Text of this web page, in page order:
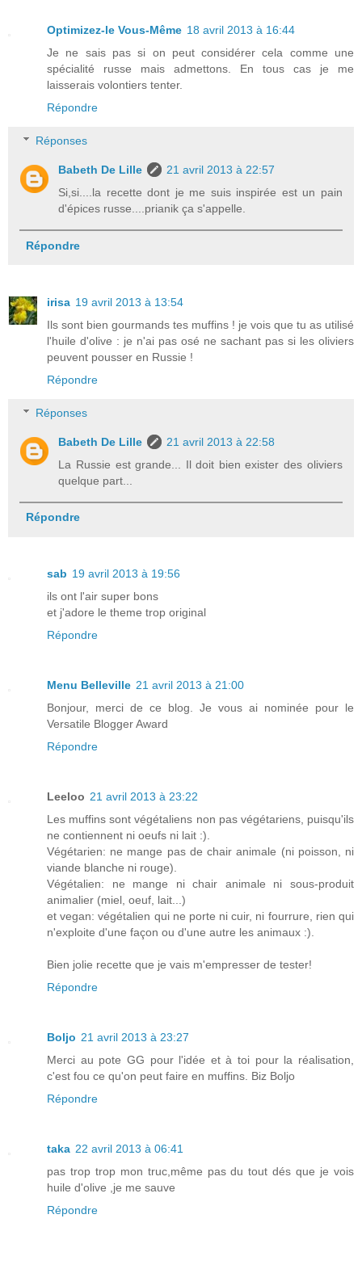
Optimizez-le Vous-Même 18 avril 2013 à 16:44
Je ne sais pas si on peut considérer cela comme une
spécialité russe mais admettons. En tous cas je me
laisserais volontiers tenter.
Répondre
Réponses
Babeth De Lille
21 avril 2013 à 22:57
Si,si....la recette dont je me suis inspirée est un pain
d'épices russe....prianik ça s'appelle.
Répondre
irisa 19 avril 2013 à 13:54
Ils sont bien gourmands tes muffins ! je vois que tu as utilisé
l'huile d'olive : je n'ai pas osé ne sachant pas si les oliviers
peuvent pousser en Russie !
Répondre
Réponses
Babeth De Lille
21 avril 2013 à 22:58
La Russie est grande... Il doit bien exister des oliviers
quelque part...
Répondre
sab 19 avril 2013 à 19:56
ils ont l'air super bons
et j'adore le theme trop original
Répondre
Menu Belleville 21 avril 2013 à 21:00
Bonjour, merci de ce blog. Je vous ai nominée pour le
Versatile Blogger Award
Répondre
Leeloo 21 avril 2013 à 23:22
Les muffins sont végétaliens non pas végétariens, puisqu'ils
ne contiennent ni oeufs ni lait :).
Végétarien: ne mange pas de chair animale (ni poisson, ni
viande blanche ni rouge).
Végétalien: ne mange ni chair animale ni sous-produit
animalier (miel, oeuf, lait...)
et vegan: végétalien qui ne porte ni cuir, ni fourrure, rien qui
n'exploite d'une façon ou d'une autre les animaux :).
Bien jolie recette que je vais m'empresser de tester!
Répondre
Boljo 21 avril 2013 à 23:27
Merci au pote GG pour l'idée et à toi pour la réalisation,
c'est fou ce qu'on peut faire en muffins. Biz Boljo
Répondre
taka 22 avril 2013 à 06:41
pas trop trop mon truc,même pas du tout dés que je vois
huile d'olive ,je me sauve
Répondre